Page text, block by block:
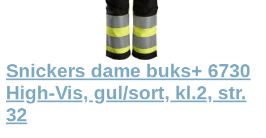
Snickers dame buks+ 6730
High-Vis, gul/sort, kl.2, str.
32